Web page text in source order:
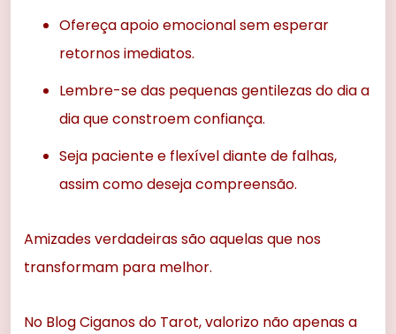
Ofereça apoio emocional sem esperar
retornos imediatos.
Lembre-se das pequenas gentilezas do dia a
dia que constroem confiança.
Seja paciente e flexível diante de falhas,
assim como deseja compreensão.
Amizades verdadeiras são aquelas que nos
transformam para melhor.
No Blog Ciganos do Tarot, valorizo não apenas a